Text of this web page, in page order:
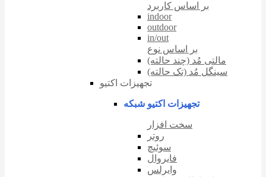
بر اساس کاربرد
indoor
outdoor
in/out
بر اساس نوع
مالتی مُد (چند حالته)
سینگل مُد (تک حالته)
تجهیزات اکتیو
تجهیزات اکتیو شبکه
سخت افزار
روتر
سوئیچ
فایروال
وایرلس